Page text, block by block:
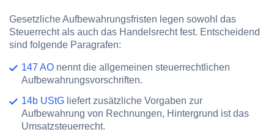
Gesetzliche Aufbewahrungsfristen legen sowohl das
Steuerrecht als auch das Handelsrecht fest. Entscheidend
sind folgende Paragrafen:
147 AO nennt die allgemeinen steuerrechtlichen
Aufbewahrungsvorschriften.
14b UStG liefert zusätzliche Vorgaben zur
Aufbewahrung von Rechnungen, Hintergrund ist das
Umsatzsteuerrecht.